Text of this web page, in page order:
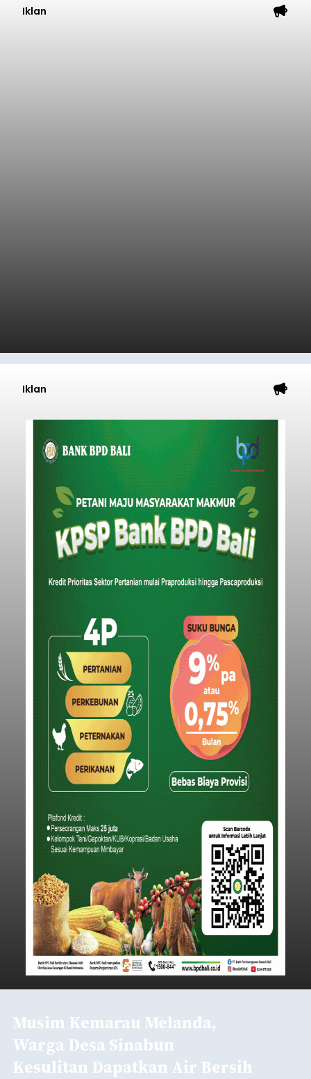
Iklan
Iklan
Musim Kemarau Melanda,
Warga Desa Sinabun
Kesulitan Dapatkan Air Bersih